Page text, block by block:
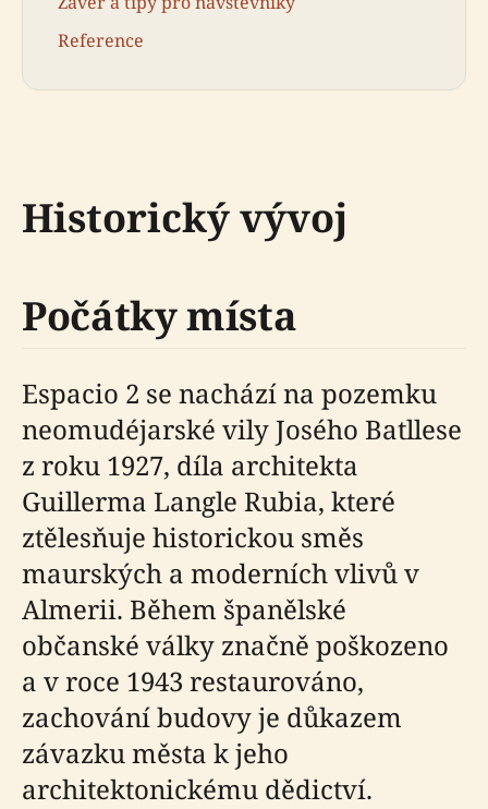
Reference
Historický vývoj
Počátky místa
Espacio 2 se nachází na pozemku
neomudéjarské vily Josého Batllese
z roku 1927, díla architekta
Guillerma Langle Rubia, které
ztělesňuje historickou směs
maurských a moderních vlivů v
Almerii. Během španělské
občanské války značně poškozeno
a v roce 1943 restaurováno,
zachování budovy je důkazem
závazku města k jeho
architektonickému dědictví.